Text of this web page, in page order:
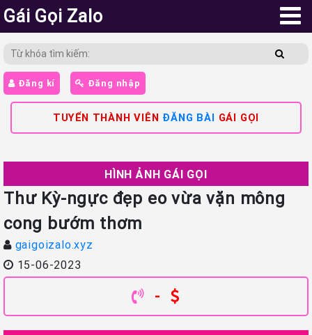
Gái Gọi Zalo
Đăng kí Đăng nhập
TUYỂN THÀNH VIÊN ĐĂNG BÀI GÁI GỌI
HÌNH ẢNH GÁI GỌI
Thư Kỳ-ngực đẹp eo vừa vặn mông
cong bướm thơm
gaigoizalo.xyz
15-06-2023
-